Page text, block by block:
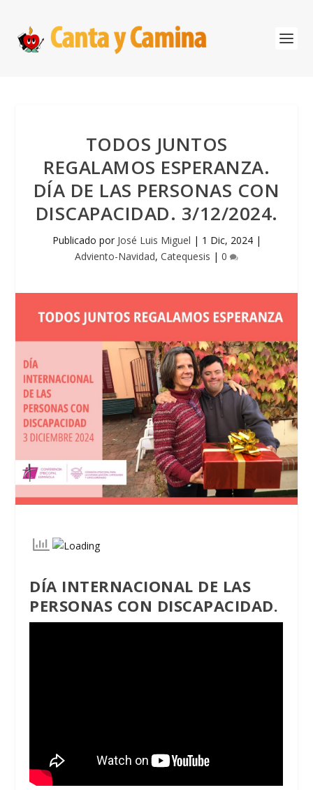
TODOS JUNTOS
REGALAMOS ESPERANZA.
DÍA DE LAS PERSONAS CON
DISCAPACIDAD. 3/12/2024.
Publicado por José Luis Miguel | 1 Dic, 2024|
Adviento-Navidad, Catequesis | 0
DÍA INTERNACIONAL DE LAS
PERSONAS CON DISCAPACIDAD.